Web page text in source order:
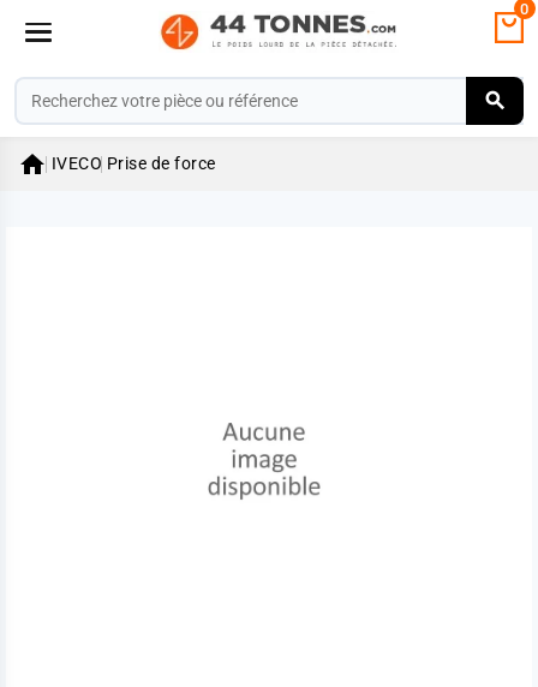
0
 IVECO Prise de force